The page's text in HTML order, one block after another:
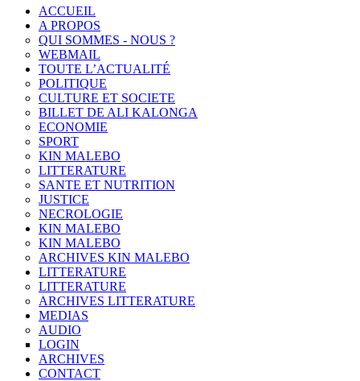
ACCUEIL
A PROPOS
QUI SOMMES - NOUS ?
WEBMAIL
TOUTE L’ACTUALITÉ
POLITIQUE
CULTURE ET SOCIETE
BILLET DE ALI KALONGA
ECONOMIE
SPORT
KIN MALEBO
LITTERATURE
SANTE ET NUTRITION
JUSTICE
NECROLOGIE
KIN MALEBO
KIN MALEBO
ARCHIVES KIN MALEBO
LITTERATURE
LITTERATURE
ARCHIVES LITTERATURE
MEDIAS
AUDIO
LOGIN
ARCHIVES
CONTACT